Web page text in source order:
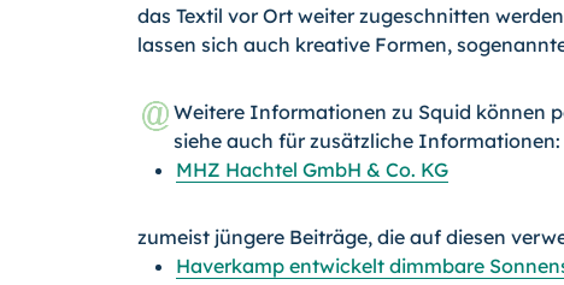
das Textil vor Ort weiter zugeschnitten
lassen sich auch kreative Formen,
Weitere Informationen zu Squid können
siehe auch für zusätzliche Informationen:
MHZ Hachtel GmbH & Co. KG
zumeist jüngere Beiträge, die auf diesen
Haverkamp entwickelt dimmbare